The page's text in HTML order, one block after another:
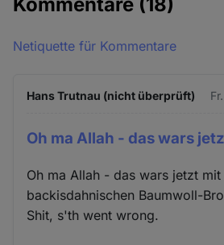
Netiquette für Kommentare
Hans Trutnau (nicht überprüft)
Oh ma Allah - das wars
Oh ma Allah - das wars jetzt
backisdahnischen Baumwoll-
Shit, s'th went wrong.